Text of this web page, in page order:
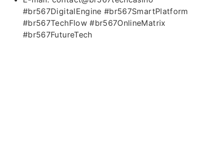
#br567DigitalEngine #br567SmartPlatform
#br567TechFlow #br567OnlineMatrix
#br567FutureTech